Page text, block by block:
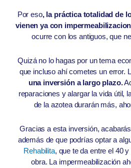
Por eso, la práctica totalidad de
vienen ya con
ocurre con los antiguos, que
Quizá no lo hagas por un tema
que incluso ahí cometes un error.
una inversión a largo plazo.
reparaciones y alargar la vida útil,
de la azotea durarán más,
Gracias a esta inversión,
además de que podrías optar a
Rehabilita, que te da entre el 40
obra. La impermeabilización